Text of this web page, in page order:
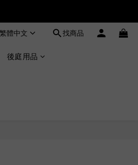
繁體中文 找商品
後庭用品